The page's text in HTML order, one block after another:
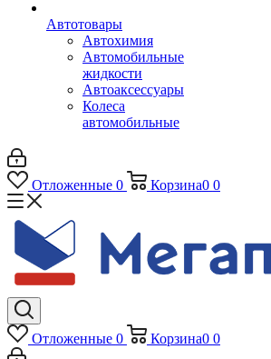
Автотовары
Автохимия
Автомобильные
жидкости
Автоаксессуары
Колеса
автомобильные
Отложенные 0 Корзина0 0
Отложенные 0 Корзина0 0